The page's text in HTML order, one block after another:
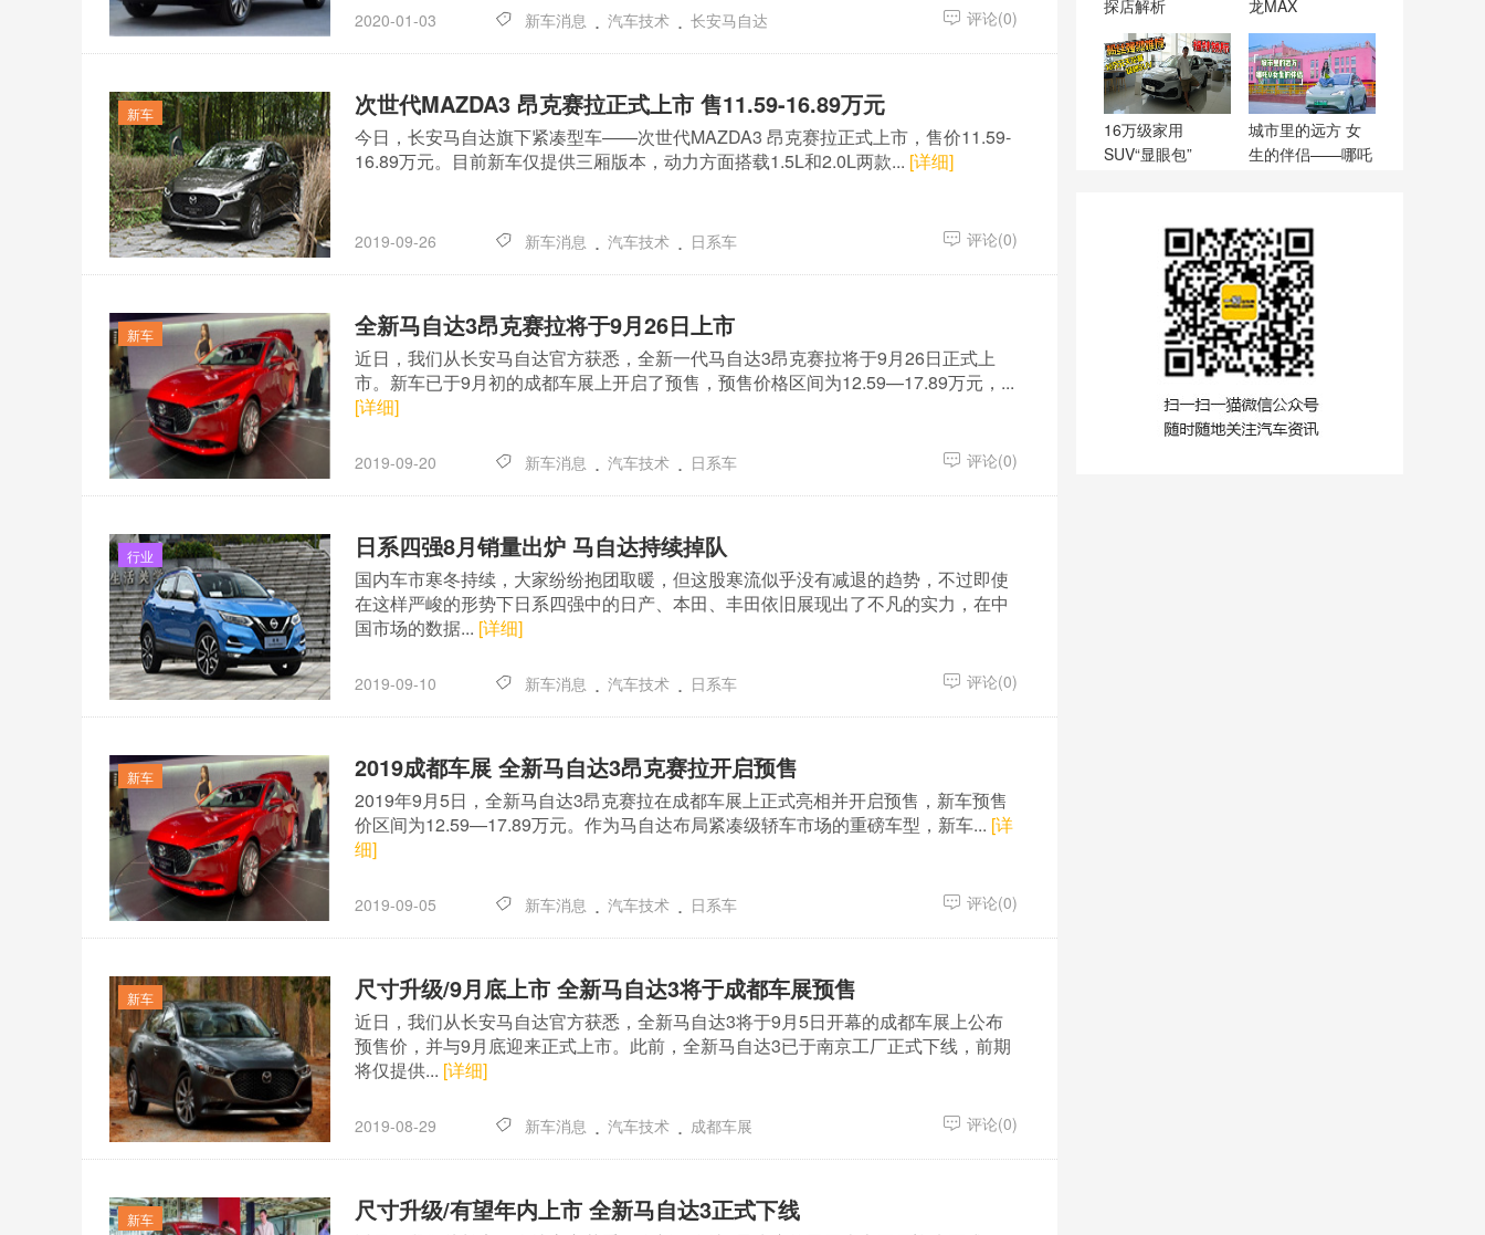
2020-01-03 新车消息 . 汽车技术 . 长安马自达 评论(0)
新车 次世代MAZDA3 昂克赛拉正式上市 售11.59-16.89万元
今日，长安马自达旗下紧凑型车——次世代MAZDA3 昂克赛拉正式上市，售价11.59-
16.89万元。目前新车仅提供三厢版本，动力方面搭载1.5L和2.0L两款... [详细]
2019-09-26 新车消息 . 汽车技术 . 日系车 评论(0)
新车 全新马自达3昂克赛拉将于9月26日上市
近日，我们从长安马自达官方获悉，全新一代马自达3昂克赛拉将于9月26日正式上
市。新车已于9月初的成都车展上开启了预售，预售价格区间为12.59—17.89万元，...
[详细]
2019-09-20 新车消息 . 汽车技术 . 日系车 评论(0)
行业 日系四强8月销量出炉 马自达持续掉队
国内车市寒冬持续，大家纷纷抱团取暖，但这股寒流似乎没有减退的趋势，不过即使
在这样严峻的形势下日系四强中的日产、本田、丰田依旧展现出了不凡的实力，在中
国市场的数据... [详细]
2019-09-10 新车消息 . 汽车技术 . 日系车 评论(0)
新车 2019成都车展 全新马自达3昂克赛拉开启预售
2019年9月5日，全新马自达3昂克赛拉在成都车展上正式亮相并开启预售，新车预售
价区间为12.59—17.89万元。作为马自达布局紧凑级轿车市场的重磅车型，新车... [详
细]
2019-09-05 新车消息 . 汽车技术 . 日系车 评论(0)
新车 尺寸升级/9月底上市 全新马自达3将于成都车展预售
近日，我们从长安马自达官方获悉，全新马自达3将于9月5日开幕的成都车展上公布
预售价，并与9月底迎来正式上市。此前，全新马自达3已于南京工厂正式下线，前期
将仅提供... [详细]
2019-08-29 新车消息 . 汽车技术 . 成都车展 评论(0)
新车 尺寸升级/有望年内上市 全新马自达3正式下线
探店解析
龙MAX
16万级家用
SUV“显眼包”
城市里的远方 女
生的伴侣——哪吒